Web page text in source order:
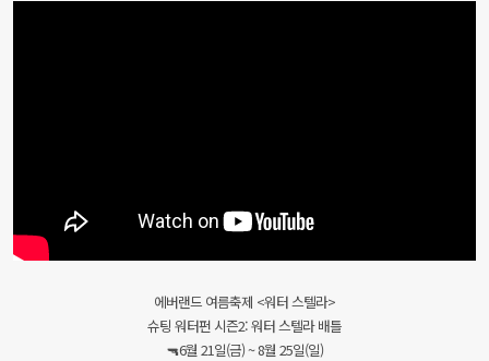
에버랜드 여름축제 <워터 스텔라>
슈팅 워터펀 시즌2: 워터 스텔라 배틀
🔫6월 21일(금) ~ 8월 25일(일)